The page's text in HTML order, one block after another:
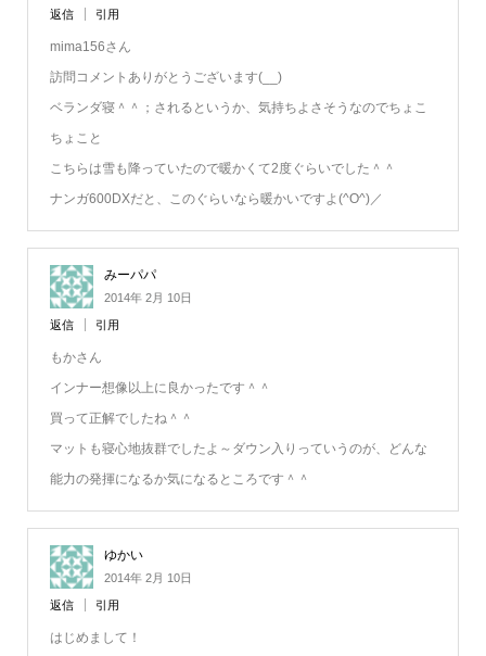
返信 引用
mima156さん
訪問コメントありがとうございます(__)
ベランダ寝＾＾；されるというか、気持ちよさそうなのでちょこ
ちょこと
こちらは雪も降っていたので暖かくて2度ぐらいでした＾＾
ナンガ600DXだと、このぐらいなら暖かいですよ(^O^)／
みーパパ
2014年 2月 10日
返信 引用
もかさん
インナー想像以上に良かったです＾＾
買って正解でしたね＾＾
マットも寝心地抜群でしたよ～ダウン入りっていうのが、どんな
能力の発揮になるか気になるところです＾＾
ゆかい
2014年 2月 10日
返信 引用
はじめまして！